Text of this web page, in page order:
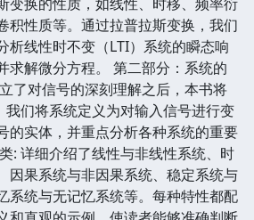
积性质等。通过拉普拉斯变换，我们
析线性时不变（LTI）系统的瞬态响
求解微分方程。 第二部分：系统的
了对信号的深刻理解之后，本书将
我们将系统定义为对输入信号进行变
的实体，并重点分析各种系统的重要
: 详细介绍了线性与非线性系统、时
因果系统与非因果系统、稳定系统与
系统与无记忆系统等。每种特性都配